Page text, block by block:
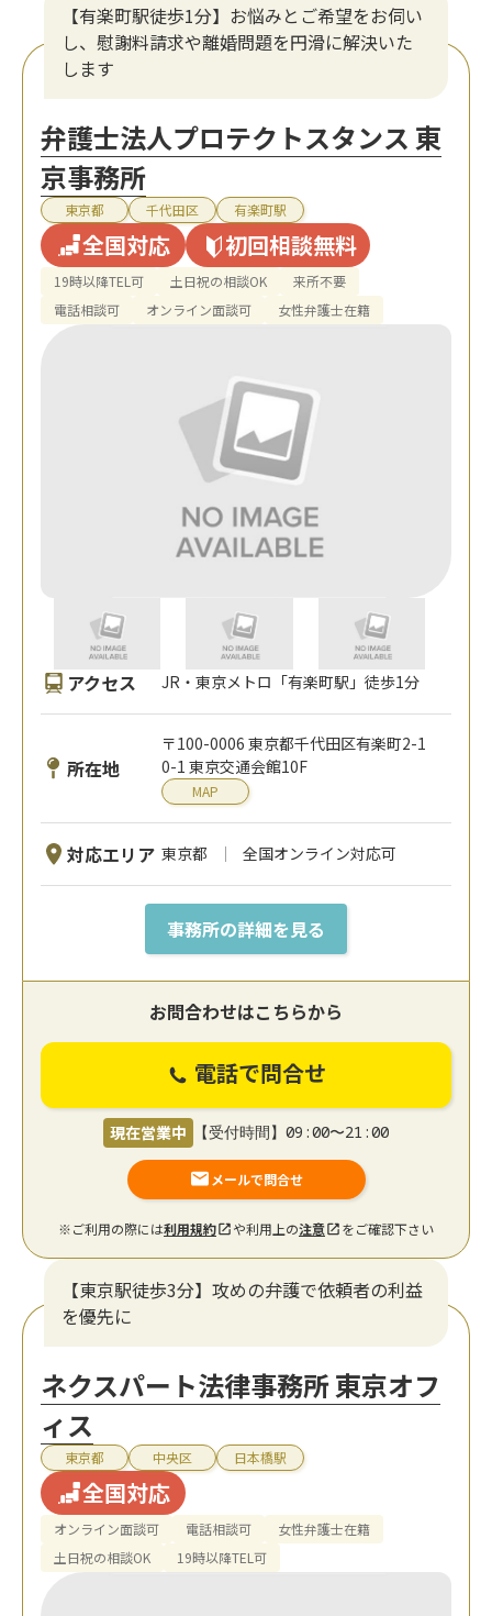
【有楽町駅徒歩1分】お悩みとご希望をお伺い
し、慰謝料請求や離婚問題を円滑に解決いた
します
弁護士法人プロテクトスタンス 東
京事務所
東京都 千代田区 有楽町駅
全国対応 初回相談無料
19時以降TEL可 土日祝の相談OK
来所不要
電話相談可
オンライン面談可 女性弁護士在籍
アクセス JR・東京メトロ「有楽町駅」徒歩1分
所在地
〒100-0006 東京都千代田区有楽町2-1
0-1 東京交通会館10F
MAP
対応エリア 東京都 全国オンライン対応可
事務所の詳細を見る
お問合わせはこちらから
電話で問合せ
現在営業中 【受付時間】09:00〜21:00
メールで問合せ
※ご利用の際には利用規約 や利用上の注意 をご確認下さい
【東京駅徒歩3分】攻めの弁護で依頼者の利益
を優先に
ネクスパート法律事務所 東京オフ
ィス
東京都 中央区 日本橋駅
全国対応
オンライン面談可 電話相談可
女性弁護士在籍
土日祝の相談OK
19時以降TEL可